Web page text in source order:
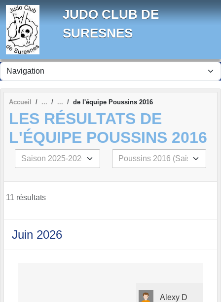
JUDO CLUB DE
SURESNES
Accueil de l'équipe Poussins 2016
LES RÉSULTATS DE
L'ÉQUIPE POUSSINS 2016
11 résultats
Juin 2026
Alexy D
Panneau de gestion des cookies